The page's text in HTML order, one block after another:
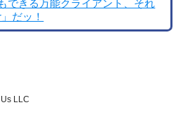
できる万能クライアント、それ
だッ！
LLC